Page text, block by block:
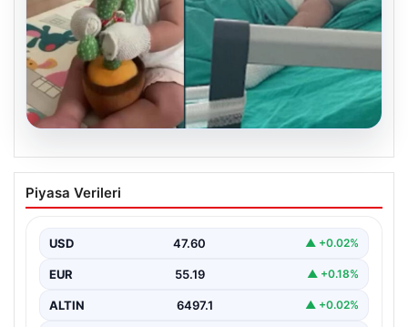
Domates konservesi bomba gibi patladı,
9 aylık bebeğin vücudu yandı
Aylık Bebek Yanıklarla Mücadele Etti”, “content”: “…
Piyasa Verileri
USD 47.60 ▲ +0.02%
EUR 55.19 ▲ +0.18%
ALTIN 6497.1 ▲ +0.02%